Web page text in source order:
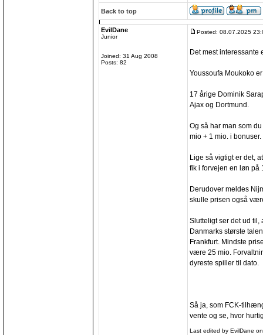
Back to top
EvilDane
Junior
Joined: 31 Aug 2008
Posts: 82
Posted: 08.07.2025
Det mest interessante
Youssoufa Moukoko
17 årige Dominik
Ajax og Dortmund.
Og så har man som
mio + 1 mio. i bonuser.
Lige så vigtigt er det,
fik i forvejen en løn på
Derudover meldes
skulle prisen også
Slutteligt ser det ud til,
Danmarks største
Frankfurt. Mindste
være 25 mio.
dyreste spiller til dato.
Så ja, som FCK-
vente og se, hvor
Last edited by EvilDane